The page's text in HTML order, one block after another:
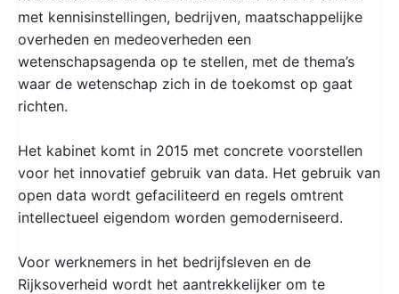
met kennisinstellingen, bedrijven, maatschappelijke
overheden en medeoverheden een
wetenschapsagenda op te stellen, met de thema’s
waar de wetenschap zich in de toekomst op gaat
richten.
Het kabinet komt in 2015 met concrete voorstellen
voor het innovatief gebruik van data. Het gebruik van
open data wordt gefaciliteerd en regels omtrent
intellectueel eigendom worden gemoderniseerd.
Voor werknemers in het bedrijfsleven en de
Rijksoverheid wordt het aantrekkelijker om te